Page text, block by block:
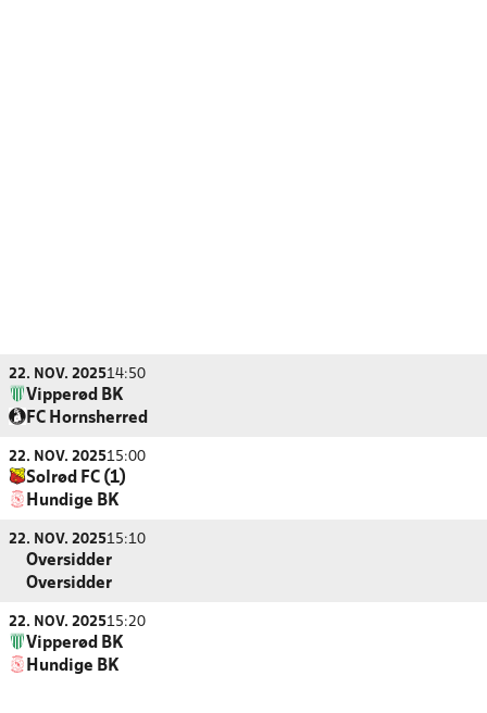
22. NOV. 202514:50
Vipperød BK
FC Hornsherred
22. NOV. 202515:00
Solrød FC (1)
Hundige BK
22. NOV. 202515:10
Oversidder
Oversidder
22. NOV. 202515:20
Vipperød BK
Hundige BK